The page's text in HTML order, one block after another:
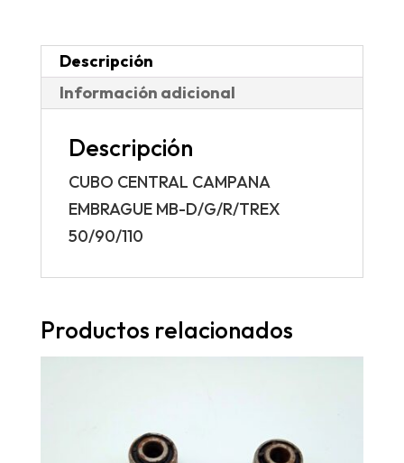
50/90/110
cantidad
Descripción
Información adicional
Descripción
CUBO CENTRAL CAMPANA
EMBRAGUE MB-D/G/R/TREX
50/90/110
Productos relacionados